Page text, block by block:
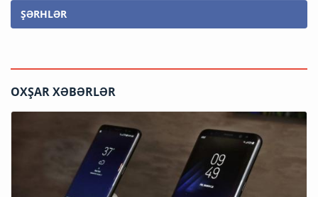
ŞƏRHLƏR
OXŞAR XƏBƏRLƏR